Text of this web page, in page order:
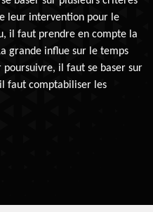
leur intervention pour le
il faut prendre en compte la
grande influe sur le temps
poursuivre, il faut se baser sur
faut comptabiliser les